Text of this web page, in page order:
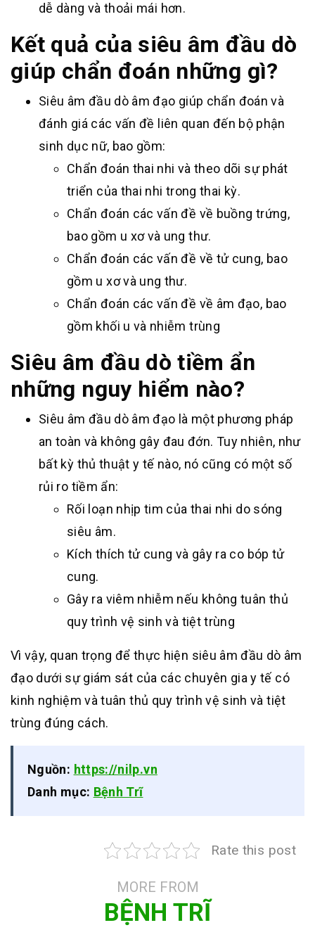
dễ dàng và thoải mái hơn.
Kết quả của siêu âm đầu dò
giúp chẩn đoán những gì?
Siêu âm đầu dò âm đạo giúp chẩn đoán và
đánh giá các vấn đề liên quan đến bộ phận
sinh dục nữ, bao gồm:
Chẩn đoán thai nhi và theo dõi sự phát
triển của thai nhi trong thai kỳ.
Chẩn đoán các vấn đề về buồng trứng,
bao gồm u xơ và ung thư.
Chẩn đoán các vấn đề về tử cung, bao
gồm u xơ và ung thư.
Chẩn đoán các vấn đề về âm đạo, bao
gồm khối u và nhiễm trùng
Siêu âm đầu dò tiềm ẩn
những nguy hiểm nào?
Siêu âm đầu dò âm đạo là một phương pháp
an toàn và không gây đau đớn. Tuy nhiên, như
bất kỳ thủ thuật y tế nào, nó cũng có một số
rủi ro tiềm ẩn:
Rối loạn nhịp tim của thai nhi do sóng
siêu âm.
Kích thích tử cung và gây ra co bóp tử
cung.
Gây ra viêm nhiễm nếu không tuân thủ
quy trình vệ sinh và tiệt trùng
Vì vậy, quan trọng để thực hiện siêu âm đầu dò âm
đạo dưới sự giám sát của các chuyên gia y tế có
kinh nghiệm và tuân thủ quy trình vệ sinh và tiệt
trùng đúng cách.
Nguồn: https://nilp.vn
Danh mục: Bệnh Trĩ
Rate this post
MORE FROM
BỆNH TRĨ